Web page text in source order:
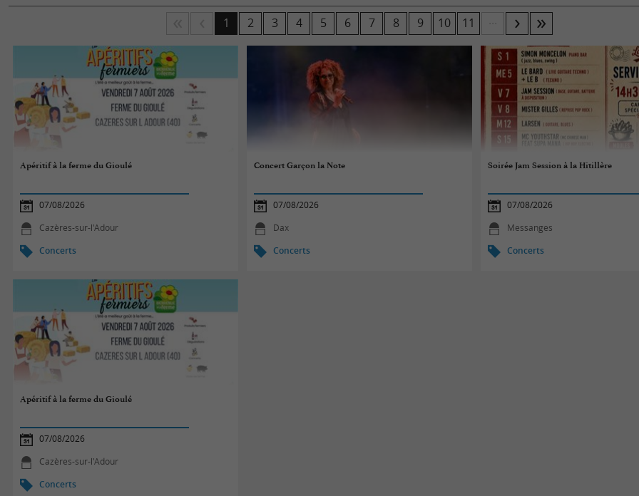
1 2 3 4 5 6 7 8 9 10 11
Apéritif à la ferme du Gioulé
07/08/2026
Cazères-sur-l'Adour
Concerts
Concert Garçon la Note
07/08/2026
Dax
Concerts
Soirée Jam Session à la Hitillère
07/08/2026
Messanges
Concerts
Apéritif à la ferme du Gioulé
07/08/2026
Cazères-sur-l'Adour
Concerts